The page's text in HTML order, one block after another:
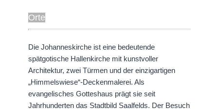
Orte
Die Johanneskirche ist eine bedeutende
spätgotische Hallenkirche mit kunstvoller
Architektur, zwei Türmen und der einzigartigen
„Himmelswiese“-Deckenmalerei. Als
evangelisches Gotteshaus prägt sie seit
Jahrhunderten das Stadtbild Saalfelds. Der Besuch